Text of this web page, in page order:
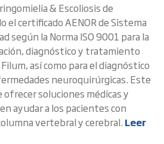
& Escoliosis de
el certificado AENOR de Sistema
según la Norma ISO 9001 para la
diagnóstico y tratamiento
así como para el diagnóstico
neuroquirúrgicas. Este
soluciones médicas y
ayudar a los pacientes con
vertebral y cerebral. Leer